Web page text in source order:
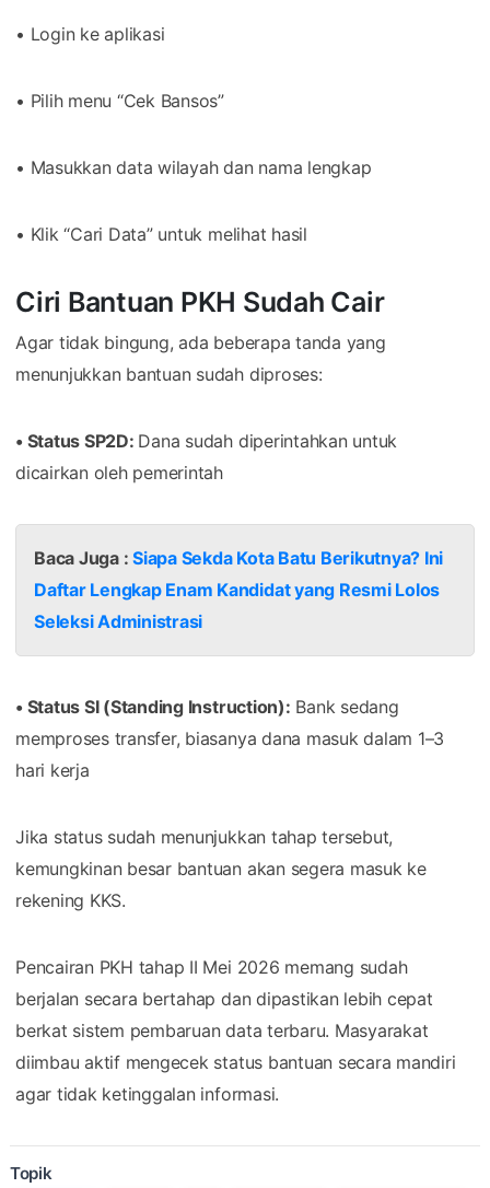
• Login ke aplikasi
• Pilih menu “Cek Bansos”
• Masukkan data wilayah dan nama lengkap
• Klik “Cari Data” untuk melihat hasil
Ciri Bantuan PKH Sudah Cair
Agar tidak bingung, ada beberapa tanda yang
menunjukkan bantuan sudah diproses:
• Status SP2D: Dana sudah diperintahkan untuk
dicairkan oleh pemerintah
Baca Juga :Siapa Sekda Kota Batu Berikutnya? Ini
Daftar Lengkap Enam Kandidat yang Resmi Lolos
Seleksi Administrasi
• Status SI (Standing Instruction): Bank sedang
memproses transfer, biasanya dana masuk dalam 1–3
hari kerja
Jika status sudah menunjukkan tahap tersebut,
kemungkinan besar bantuan akan segera masuk ke
rekening KKS.
Pencairan PKH tahap II Mei 2026 memang sudah
berjalan secara bertahap dan dipastikan lebih cepat
berkat sistem pembaruan data terbaru. Masyarakat
diimbau aktif mengecek status bantuan secara mandiri
agar tidak ketinggalan informasi.
Topik